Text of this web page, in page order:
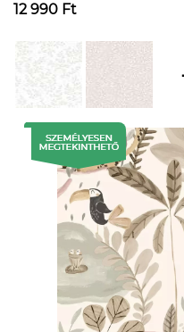
12 990 Ft